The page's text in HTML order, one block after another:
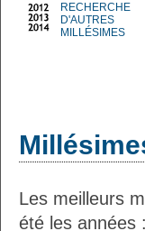
RECHERCHE
D'AUTRES
MILLÉSIMES
Les meilleurs
été les années